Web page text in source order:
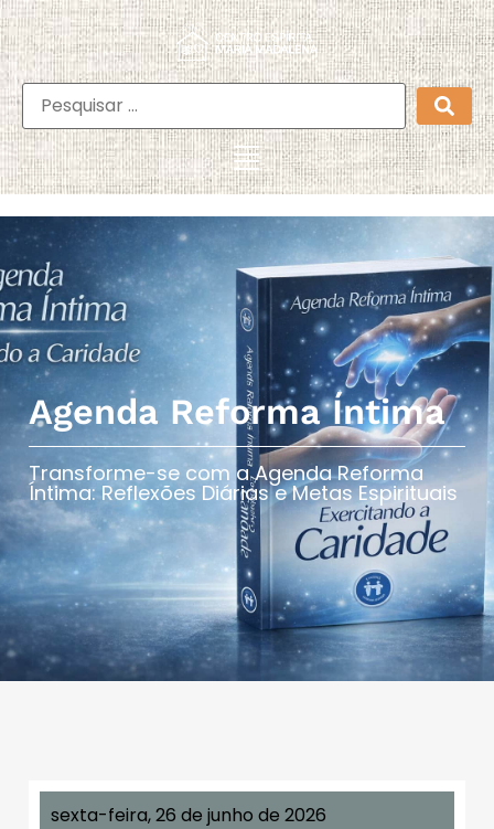
Agenda Reforma Íntima
Transforme-se com a Agenda Reforma
Íntima: Reflexões Diárias e Metas Espirituais​
sexta-feira, 26 de junho de 2026